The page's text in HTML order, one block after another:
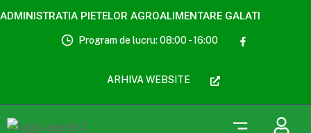
ADMINISTRATIA PIETELOR AGROALIMENTARE GALATI
Program de lucru: 08:00 - 16:00
ARHIVA WEBSITE